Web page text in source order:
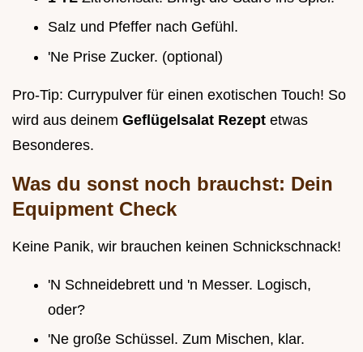
Salz und Pfeffer nach Gefühl.
'Ne Prise Zucker. (optional)
Pro-Tip: Currypulver für einen exotischen Touch! So
wird aus deinem Geflügelsalat Rezept etwas
Besonderes.
Was du sonst noch brauchst: Dein
Equipment Check
Keine Panik, wir brauchen keinen Schnickschnack!
'N Schneidebrett und 'n Messer. Logisch,
oder?
'Ne große Schüssel. Zum Mischen, klar.